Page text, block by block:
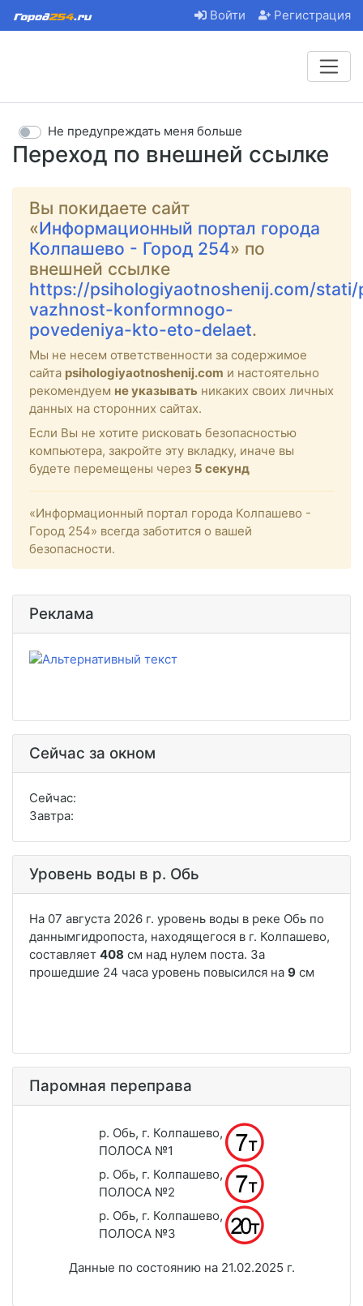
Войти Регистрация
Переход по внешней ссылке
Не предупреждать меня больше
Вы покидаете сайт
«Информационный портал города
Колпашево - Город 254» по
внешней ссылке
https://psihologiyaotnoshenij.com/
vazhnost-konformnogo-
povedeniya-kto-eto-delaet.
Мы не несем ответственности за содержимое
сайта psihologiyaotnoshenij.com и настоятельно
рекомендуем не указывать никаких своих личных
данных на сторонних сайтах.
Если Вы не хотите рисковать безопасностью
компьютера, закройте эту вкладку, иначе вы
будете перемещены через 5 секунд
«Информационный портал города Колпашево -
Город 254» всегда заботится о вашей
безопасности.
Реклама
Сейчас за окном
Сейчас:
Завтра:
Уровень воды в р. Обь
Паромная переправа
р. Обь, г. Колпашево,
ПОЛОСА №1
р. Обь, г. Колпашево,
ПОЛОСА №2
р. Обь, г. Колпашево,
ПОЛОСА №3
Данные по состоянию на 21.02.2025 г.